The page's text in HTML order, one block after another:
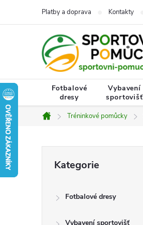
Platby a doprava Kontakty
Fotbalové
dresy
Vybavení
sportovišť
Domů
Tréninkové pomůcky
kategorie
Kategorie
Fotbalové dresy
Vybavení sportovišť